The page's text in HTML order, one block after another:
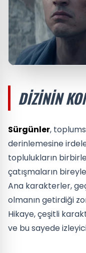
DIZININ
Sürgünler,
derinlemesine
toplulukların
çatışmaların
Ana karakterler,
olmanın getirdiği
Hikaye, çeşitli
ve bu sayede